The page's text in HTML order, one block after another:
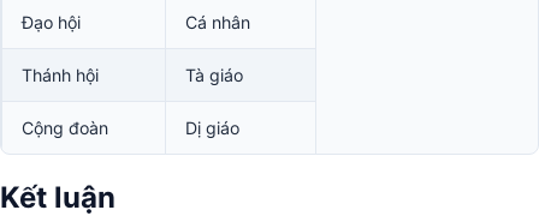
Đạo hội Cá nhân
Thánh hội Tà giáo
Cộng đoàn Dị giáo
Kết luận